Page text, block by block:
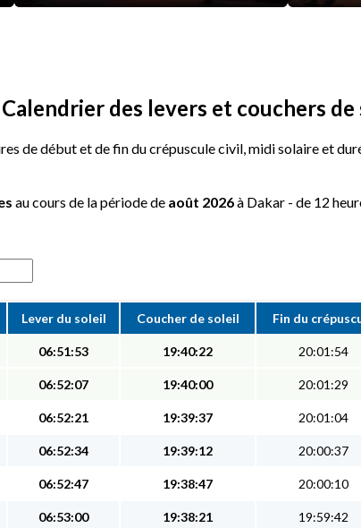
des levers et couchers de
de début et de fin du crépuscule civil, midi solaire et
au cours de la période de août 2026à Dakar - de 12
Lever du soleil Coucher de soleil Fin du
06:51:53 19:40:22 20:01:54
06:52:07 19:40:00 20:01:29
06:52:21 19:39:37 20:01:04
06:52:34 19:39:12 20:00:37
06:52:47 19:38:47 20:00:10
06:53:00 19:38:21 19:59:42